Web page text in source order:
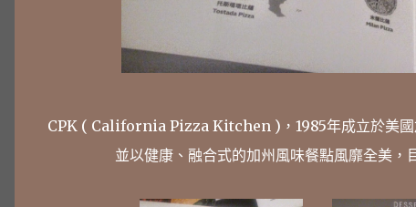
CPK ( California Pizza Kitchen )，1985年成立於美國
並以健康、融合式的加州風味餐點風靡全美，